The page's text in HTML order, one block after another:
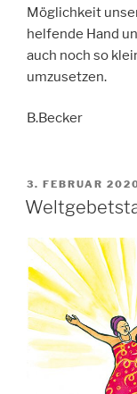
Möglichkeit
helfende Hand
auch noch so
umzusetzen.
B.Becker
AM
3. FEBRUAR